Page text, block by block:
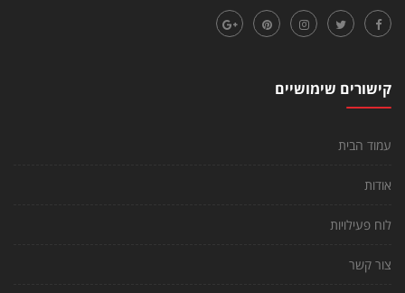
קישורים שימושיים
עמוד הבית
אודות
לוח פעילויות
צור קשר